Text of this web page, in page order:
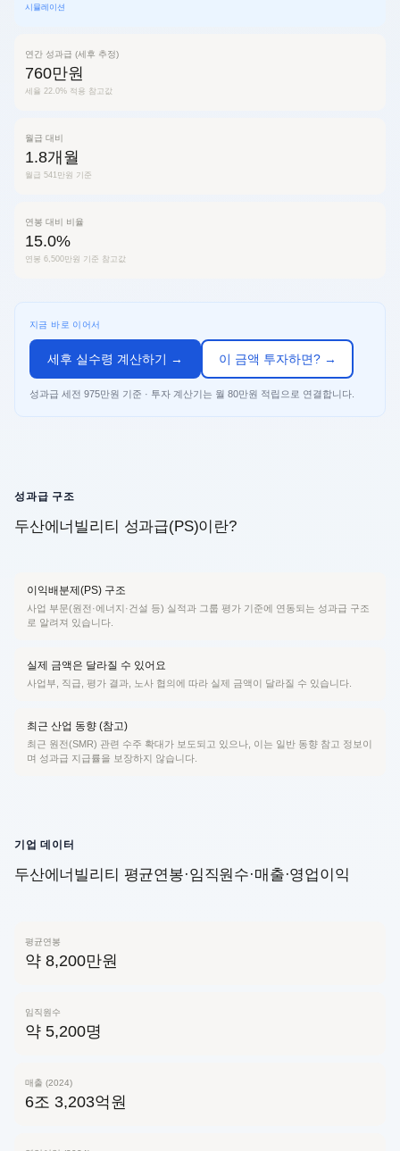
시뮬레이션
연간 성과급 (세후 추정)
760만원
세율 22.0% 적용 참고값
월급 대비
1.8개월
월급 541만원 기준
연봉 대비 비율
15.0%
연봉 6,500만원 기준 참고값
지금 바로 이어서
세후 실수령 계산하기 → 이 금액 투자하면? →
성과급 세전 975만원 기준 · 투자 계산기는 월 80만원 적립으로 연결합니다.
성과급 구조
두산에너빌리티 성과급(PS)이란?
이익배분제(PS) 구조
사업 부문(원전·에너지·건설 등) 실적과 그룹 평가 기준에 연동되는 성과급 구조
로 알려져 있습니다.
실제 금액은 달라질 수 있어요
사업부, 직급, 평가 결과, 노사 협의에 따라 실제 금액이 달라질 수 있습니다.
최근 산업 동향 (참고)
최근 원전(SMR) 관련 수주 확대가 보도되고 있으나, 이는 일반 동향 참고 정보이
며 성과급 지급률을 보장하지 않습니다.
기업 데이터
두산에너빌리티 평균연봉·임직원수·매출·영업이익
평균연봉
약 8,200만원
임직원수
약 5,200명
매출 (2024)
6조 3,203억원